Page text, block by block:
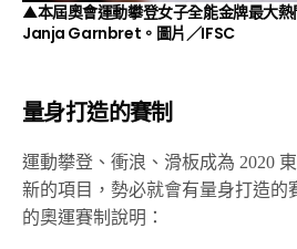
▲本屆奧會運動攀登女子全能金牌最大
Janja Garnbret。圖片／IFSC
量身打造的賽制
運動攀登、衝浪、滑板成為 2020
新的項目，勢必就會有量身打造的
的奧運賽制說明：